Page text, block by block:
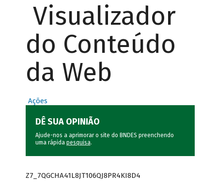
Visualizador
do Conteúdo
da Web
Ações
DÊ SUA OPINIÃO
Ajude-nos a aprimorar o site do BNDES preenchendo
uma rápida pesquisa.
Z7_7QGCHA41L8JT106QJ8PR4KI8D4